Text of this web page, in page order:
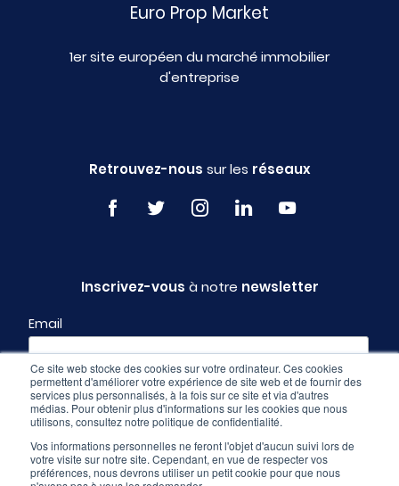
Ce site web stocke des cookies sur votre ordinateur. Ces cookies
permettent d'améliorer votre expérience de site web et de fournir des
services plus personnalisés, à la fois sur ce site et via d'autres
médias. Pour obtenir plus d'informations sur les cookies que nous
utilisons, consultez notre politique de confidentialité.
Vos informations personnelles ne feront l'objet d'aucun suivi lors de
votre visite sur notre site. Cependant, en vue de respecter vos
préférences, nous devrons utiliser un petit cookie pour que nous
Euro Prop Market
1er site européen du marché immobilier
d'entreprise
Retrouvez-nous sur les réseaux
Inscrivez-vous à notre newsletter
Email
Profil